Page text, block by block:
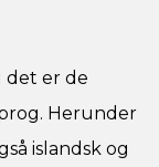
det er de
Herunder
islandsk og